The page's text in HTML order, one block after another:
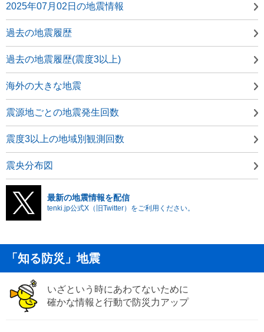
2025年07月02日の地震情報
過去の地震履歴
過去の地震履歴(震度3以上)
海外の大きな地震
震源地ごとの地震発生回数
震度3以上の地域別観測回数
震央分布図
最新の地震情報を配信
tenki.jp公式X（旧Twitter）をご利用ください。
「知る防災」地震
いざという時にあわてないために
確かな情報と行動で防災力アップ